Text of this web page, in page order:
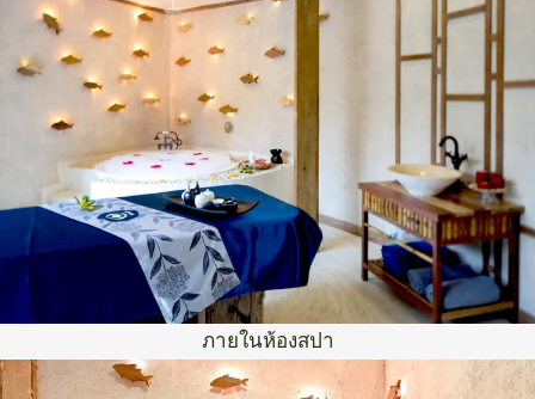
ภายในห้องสปา